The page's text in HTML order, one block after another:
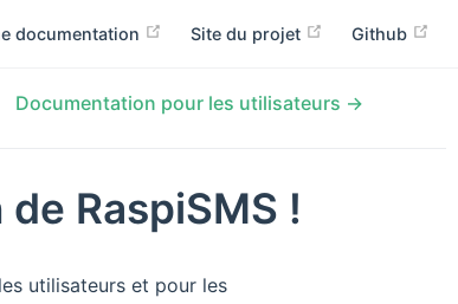
documentation Site du projet Github
Documentation pour les utilisateurs →
RaspiSMS !
utilisateurs et pour les